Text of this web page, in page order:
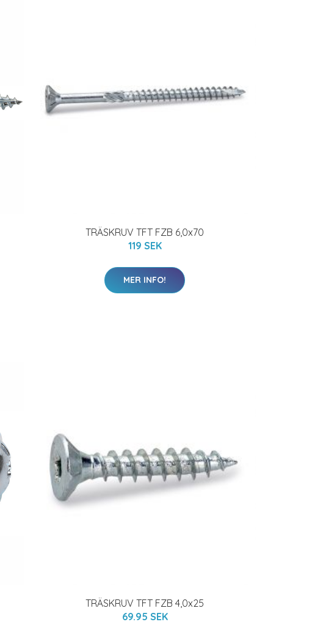
TRÄSKRUV TFT FZB 6,0x70
119 SEK
MER INFO!
TRÄSKRUV TFT FZB 4,0x25
69.95 SEK